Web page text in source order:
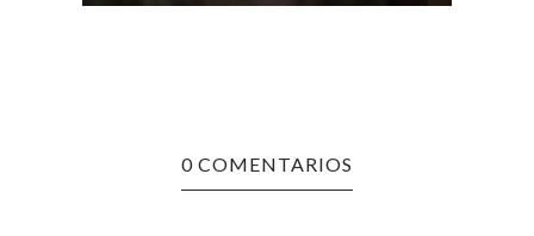
0 COMENTARIOS